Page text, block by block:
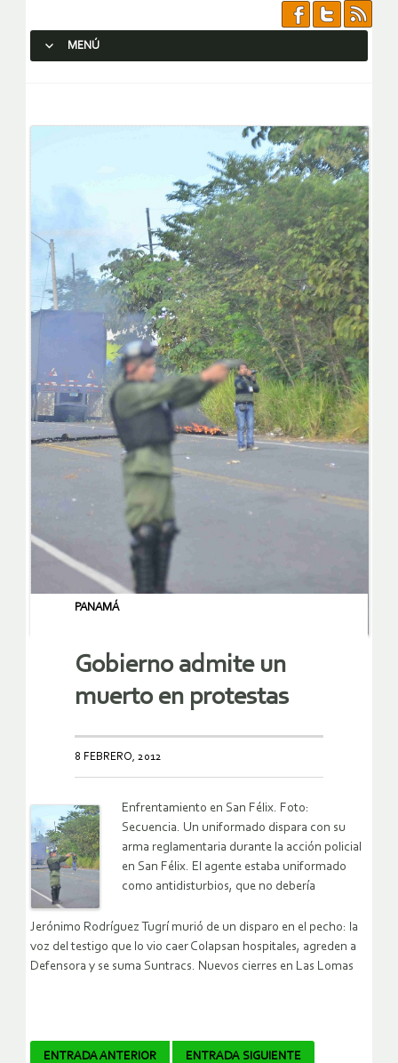
MENÚ
PANAMÁ
Gobierno admite un
muerto en protestas
8 FEBRERO, 2012
Enfrentamiento en San Félix. Foto:
Secuencia. Un uniformado dispara con su
arma reglamentaria durante la acción policial
en San Félix. El agente estaba uniformado
como antidisturbios, que no debería
Jerónimo Rodríguez Tugrí murió de un disparo en el pecho: la
voz del testigo que lo vio caer Colapsan hospitales, agreden a
Defensora y se suma Suntracs. Nuevos cierres en Las Lomas
ENTRADA ANTERIOR ENTRADA SIGUIENTE